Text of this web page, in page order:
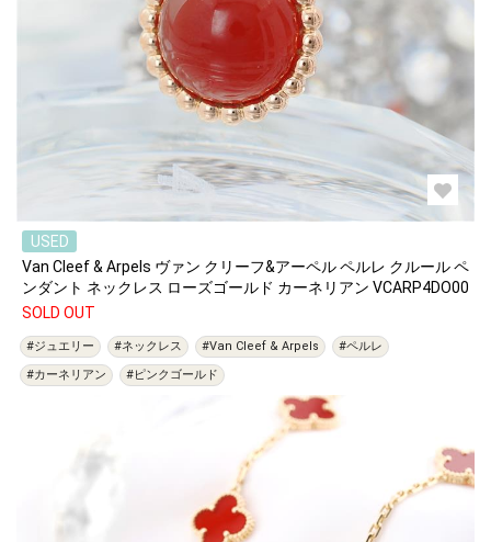
USED
Van Cleef & Arpels ヴァン クリーフ&アーペル ペルレ クルール ペ
ンダント ネックレス ローズゴールド カーネリアン VCARP4DO00
SOLD OUT
#ジュエリー #ネックレス #Van Cleef & Arpels
#ペルレ
#カーネリアン
#ピンクゴールド